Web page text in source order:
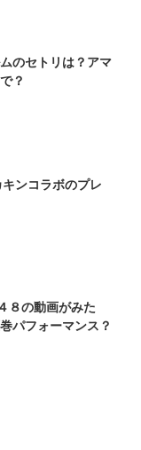
のセトリは？アマ
？
ンコラボのプレ
８の動画がみた
パフォーマンス？